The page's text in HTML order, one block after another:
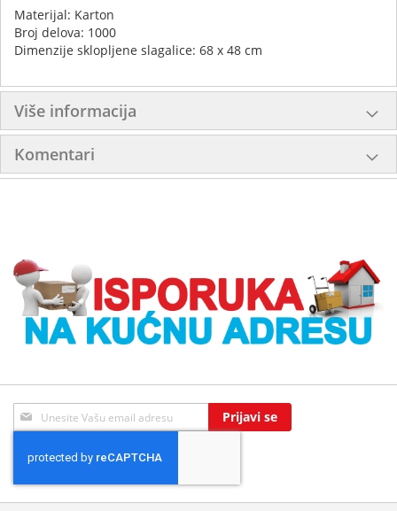
Materijal: Karton
Broj delova: 1000
Dimenzije sklopljene slagalice: 68 x 48 cm
Više informacija
Komentari
Sign
Up
Our
Newsletter:
Prijavi se